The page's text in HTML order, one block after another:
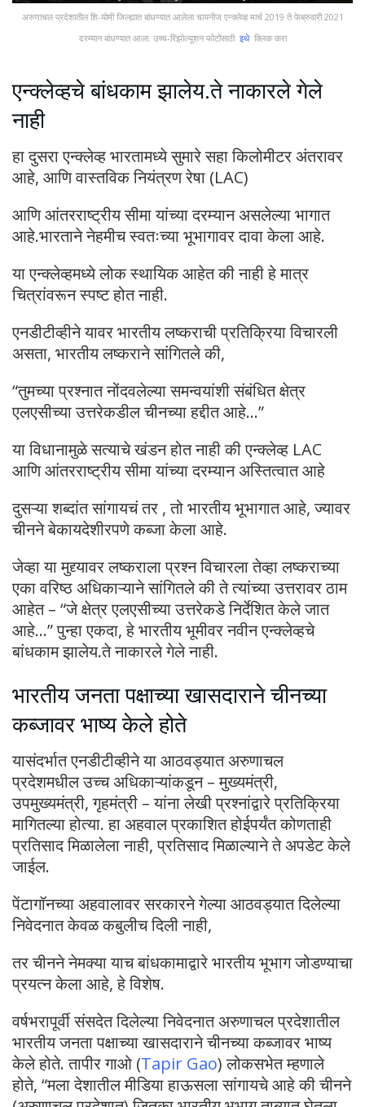
अरुणाचल प्रदेशातील शि-योमी जिल्ह्यात बांधण्यात आलेला चायनीज एन्क्लेव्ह मार्च 2019 ते फेब्रुवारी 2021
दरम्यान बांधण्यात आला. उच्च-रिझोल्यूशन फोटोंसाठी इथे क्लिक करा
एन्क्लेव्हचे बांधकाम झालेय.ते नाकारले गेले
नाही
हा दुसरा एन्क्लेव्ह भारतामध्ये सुमारे सहा किलोमीटर अंतरावर
आहे, आणि वास्तविक नियंत्रण रेषा (LAC)
आणि आंतरराष्ट्रीय सीमा यांच्या दरम्यान असलेल्या भागात
आहे.भारताने नेहमीच स्वतःच्या भूभागावर दावा केला आहे.
या एन्क्लेव्हमध्ये लोक स्थायिक आहेत की नाही हे मात्र
चित्रांवरून स्पष्ट होत नाही.
एनडीटीव्हीने यावर भारतीय लष्कराची प्रतिक्रिया विचारली
असता, भारतीय लष्कराने सांगितले की,
“तुमच्या प्रश्नात नोंदवलेल्या समन्वयांशी संबंधित क्षेत्र
एलएसीच्या उत्तरेकडील चीनच्या हद्दीत आहे…”
या विधानामुळे सत्याचे खंडन होत नाही की एन्क्लेव्ह LAC
आणि आंतरराष्ट्रीय सीमा यांच्या दरम्यान अस्तित्वात आहे
दुसऱ्या शब्दांत सांगायचं तर , तो भारतीय भूभागात आहे, ज्यावर
चीनने बेकायदेशीरपणे कब्जा केला आहे.
जेव्हा या मुद्द्यावर लष्कराला प्रश्न विचारला तेव्हा लष्कराच्या
एका वरिष्ठ अधिकाऱ्याने सांगितले की ते त्यांच्या उत्तरावर ठाम
आहेत – “जे क्षेत्र एलएसीच्या उत्तरेकडे निर्देशित केले जात
आहे…” पुन्हा एकदा, हे भारतीय भूमीवर नवीन एन्क्लेव्हचे
बांधकाम झालेय.ते नाकारले गेले नाही.
भारतीय जनता पक्षाच्या खासदाराने चीनच्या
कब्जावर भाष्य केले होते
यासंदर्भात एनडीटीव्हीने या आठवड्यात अरुणाचल
प्रदेशमधील उच्च अधिकाऱ्यांकडून – मुख्यमंत्री,
उपमुख्यमंत्री, गृहमंत्री – यांना लेखी प्रश्नांद्वारे प्रतिक्रिया
मागितल्या होत्या. हा अहवाल प्रकाशित होईपर्यंत कोणताही
प्रतिसाद मिळालेला नाही, प्रतिसाद मिळाल्याने ते अपडेट केले
जाईल.
पेंटागॉनच्या अहवालावर सरकारने गेल्या आठवड्यात दिलेल्या
निवेदनात केवळ कबुलीच दिली नाही,
तर चीनने नेमक्या याच बांधकामाद्वारे भारतीय भूभाग जोडण्याचा
प्रयत्न केला आहे, हे विशेष.
वर्षभरापूर्वी संसदेत दिलेल्या निवेदनात अरुणाचल प्रदेशातील
भारतीय जनता पक्षाच्या खासदाराने चीनच्या कब्जावर भाष्य
केले होते. तापीर गाओ (Tapir Gao) लोकसभेत म्हणाले
होते, “मला देशातील मीडिया हाऊसला सांगायचे आहे की चीनने